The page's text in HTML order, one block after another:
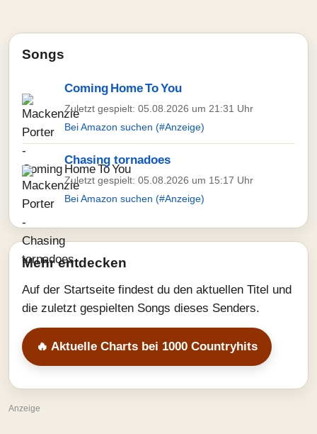
Songs
Coming Home To You
Zuletzt gespielt: 05.08.2026 um 21:31 Uhr
Bei Amazon suchen (#Anzeige)
Chasing tornadoes
Zuletzt gespielt: 05.08.2026 um 15:17 Uhr
Bei Amazon suchen (#Anzeige)
Mehr entdecken
Auf der Startseite findest du den aktuellen Titel und
die zuletzt gespielten Songs dieses Senders.
🔥 Aktuelle Charts bei 1000 Countryhits
Anzeige